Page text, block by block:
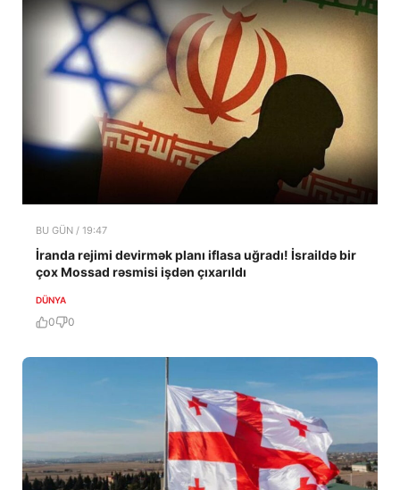
BU GÜN / 19:47
İranda rejimi devirmək planı iflasa uğradı! İsraildə bir
çox Mossad rəsmisi işdən çıxarıldı
DÜNYA
0 0